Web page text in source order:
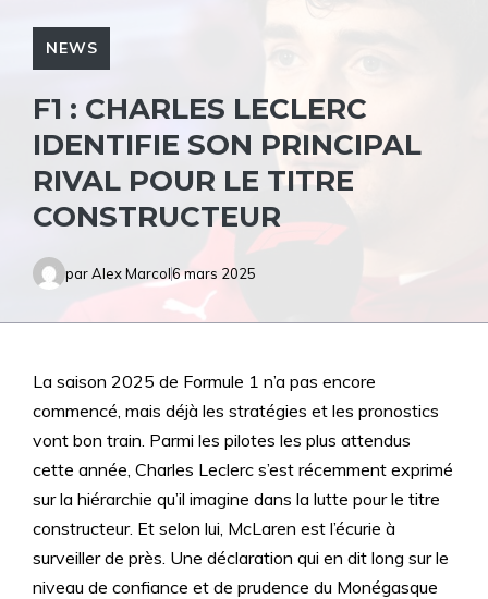
NEWS
F1 : CHARLES LECLERC
IDENTIFIE SON PRINCIPAL
RIVAL POUR LE TITRE
CONSTRUCTEUR
parAlex Marcol6 mars 2025
La saison 2025 de Formule 1 n’a pas encore
commencé, mais déjà les stratégies et les pronostics
vont bon train. Parmi les pilotes les plus attendus
cette année, Charles Leclerc s’est récemment exprimé
sur la hiérarchie qu’il imagine dans la lutte pour le titre
constructeur. Et selon lui, McLaren est l’écurie à
surveiller de près. Une déclaration qui en dit long sur le
niveau de confiance et de prudence du Monégasque